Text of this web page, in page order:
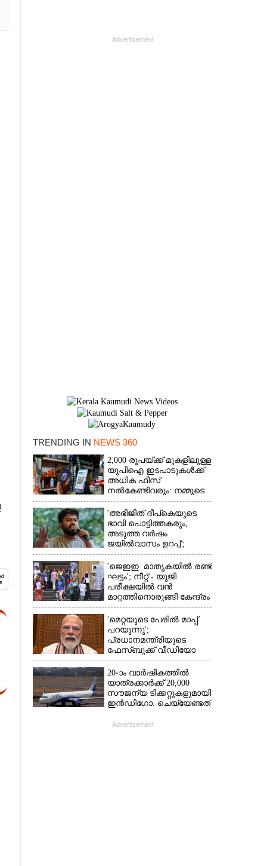
Advertisement
TRENDING IN NEWS 360
2,000 രൂപയ്ക്ക് മുകളിലുള്ള
യുപിഐ ഇടപാടുകൾക്ക്
അധിക ഫീസ്
നൽകേണ്ടിവരും: നമ്മുടെ
പോക്കറ്റ് കീറുമോ?
'അഭിജീത് ദീപ്‌കെയുടെ
ഭാവി പൊട്ടിത്തകരും,
അടുത്ത വർഷം
ജയിൽവാസം ഉറപ്പ്';
ഞെട്ടിക്കുന്ന
പ്രവചനവുമായി
ജ്യോതിഷി
'ജെഇഇ മാതൃകയിൽ രണ്ട്
ഘട്ടം'; നീറ്റ് - യുജി
പരീക്ഷയിൽ വൻ
മാറ്റത്തിനൊരുങ്ങി കേന്ദ്രം
'മെറ്റയുടെ പേരിൽ മാപ്പ്
പറയുന്നു';
പ്രധാനമന്ത്രിയുടെ
ഫേസ്‌ബുക്ക് വീഡിയോ
നീക്കം ചെയ്തതിൽ
ക്ഷമാപണം
20-ാം വാർഷികത്തിൽ
യാത്രക്കാർക്ക് 20,000
സൗജന്യ ടിക്കറ്റുകളുമായി
ഇൻഡിഗോ: ചെയ്യേണ്ടത്
Advertisement
×